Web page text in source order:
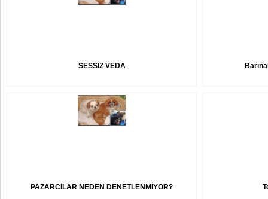
SESSİZ VEDA
PAZARCILAR NEDEN DENETLENMİYOR?